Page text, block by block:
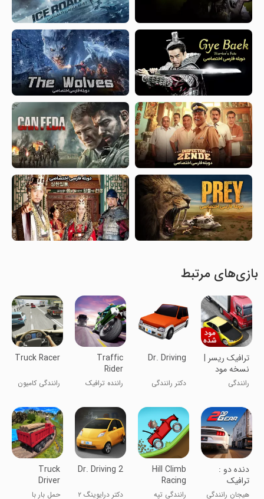
بازی‌های مرتبط
ترافیک ریسر |
نسخه مود
شده
رانندگی
Dr. Driving
دکتر رانندگی
Traffic
Rider
راننده ترافیک
Truck Racer
رانندگی کامیون
دنده دو :
ترافیک
هیجان رانندگی
Hill Climb
Racing
رانندگی تپه
Dr. Driving 2
دکتر درایوینگ ۲
Truck
Driver
Cargo
حمل بار با